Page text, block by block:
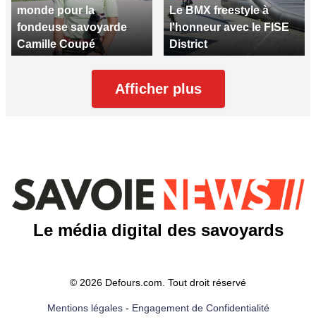
monde pour la
fondeuse savoyarde
Camille Coupé
Le BMX freestyle à
l'honneur avec le FISE
District
Afficher plus
Le média digital des savoyards
© 2026 Defours.com. Tout droit réservé
Mentions légales- Engagement de Confidentialité